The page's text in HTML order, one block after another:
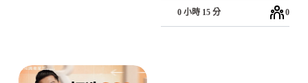
0 小時 15 分 0